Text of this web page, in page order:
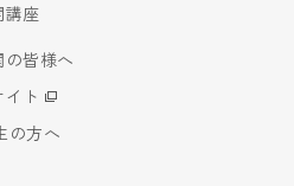
講座
皆様へ
ト
の方へ